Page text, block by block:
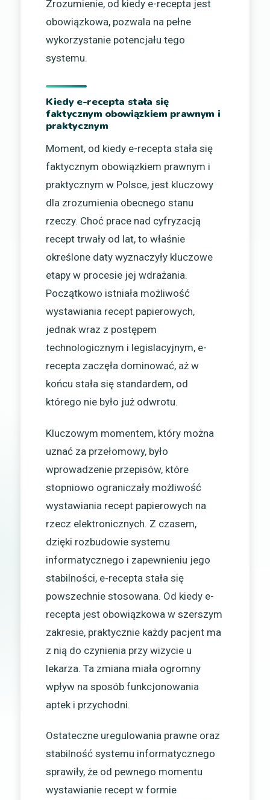
Zrozumienie, od kiedy e-recepta jest
obowiązkowa, pozwala na pełne
wykorzystanie potencjału tego
systemu.
Kiedy e-recepta stała się
faktycznym obowiązkiem prawnym i
praktycznym
Moment, od kiedy e-recepta stała się
faktycznym obowiązkiem prawnym i
praktycznym w Polsce, jest kluczowy
dla zrozumienia obecnego stanu
rzeczy. Choć prace nad cyfryzacją
recept trwały od lat, to właśnie
określone daty wyznaczyły kluczowe
etapy w procesie jej wdrażania.
Początkowo istniała możliwość
wystawiania recept papierowych,
jednak wraz z postępem
technologicznym i legislacyjnym, e-
recepta zaczęła dominować, aż w
końcu stała się standardem, od
którego nie było już odwrotu.
Kluczowym momentem, który można
uznać za przełomowy, było
wprowadzenie przepisów, które
stopniowo ograniczały możliwość
wystawiania recept papierowych na
rzecz elektronicznych. Z czasem,
dzięki rozbudowie systemu
informatycznego i zapewnieniu jego
stabilności, e-recepta stała się
powszechnie stosowana. Od kiedy e-
recepta jest obowiązkowa w szerszym
zakresie, praktycznie każdy pacjent ma
z nią do czynienia przy wizycie u
lekarza. Ta zmiana miała ogromny
wpływ na sposób funkcjonowania
aptek i przychodni.
Ostateczne uregulowania prawne oraz
stabilność systemu informatycznego
sprawiły, że od pewnego momentu
wystawianie recept w formie